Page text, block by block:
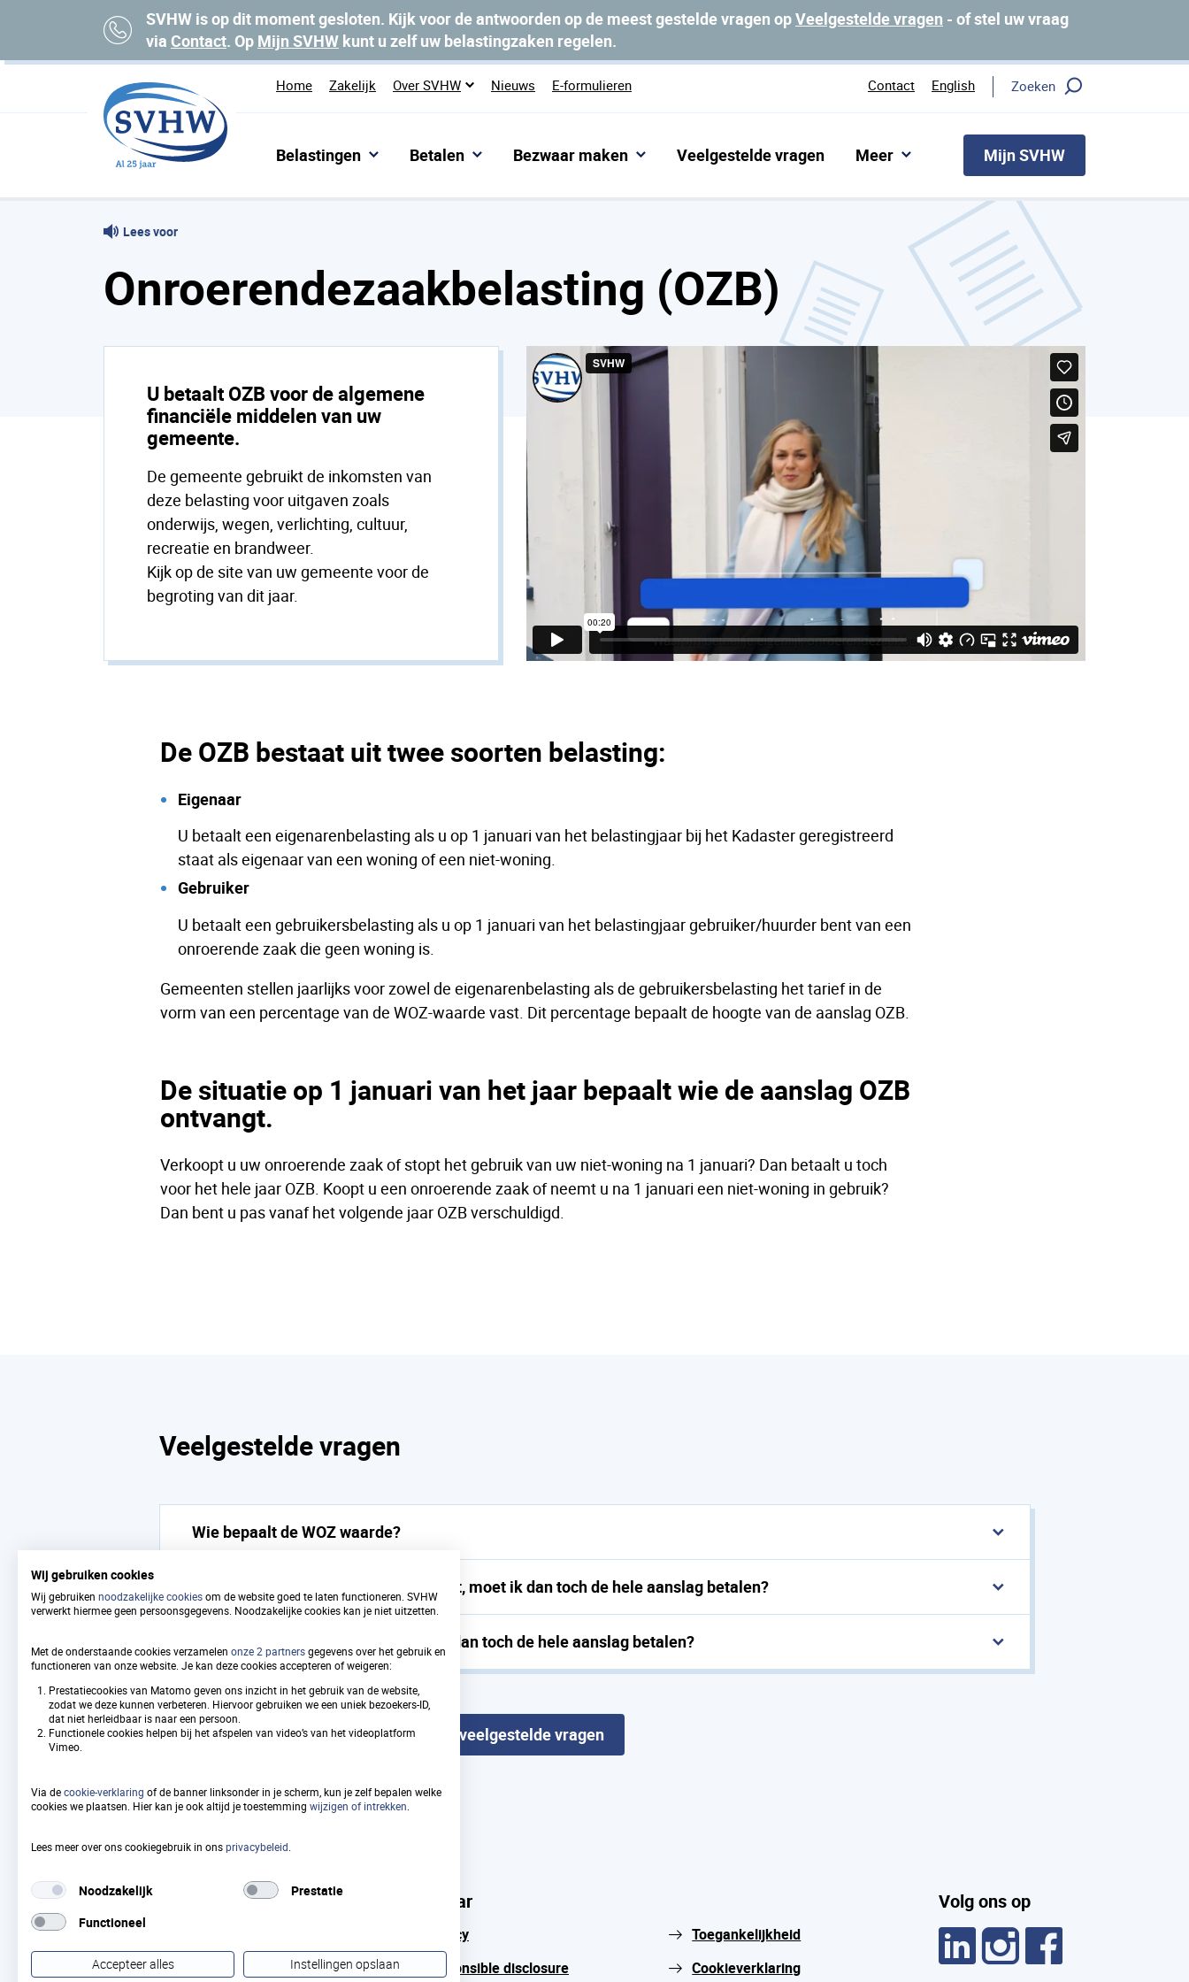
SVHW is op dit moment gesloten. Kijk voor de antwoorden op de meest gestelde vragen opVeelgestelde vragen - of stel uw vraag
via Contact. Op Mijn SVHW kunt u zelf uw belastingzaken regelen.
Home Zakelijk Over SVHW Nieuws E-formulieren Contact English Zoeken
Belastingen Betalen Bezwaar maken Veelgestelde vragen Meer Mijn SVHW
Home
Lees voor
Onroerendezaakbelasting (OZB)
U betaalt OZB voor de algemene
financiële middelen van uw
gemeente.
De gemeente gebruikt de inkomsten van
deze belasting voor uitgaven zoals
onderwijs, wegen, verlichting, cultuur,
recreatie en brandweer.
Kijk op de site van uw gemeente voor de
begroting van dit jaar.
De OZB bestaat uit twee soorten belasting:
Eigenaar
U betaalt een eigenarenbelasting als u op 1 januari van het belastingjaar bij het Kadaster geregistreerd
staat als eigenaar van een woning of een niet-woning.
Gebruiker
U betaalt een gebruikersbelasting als u op 1 januari van het belastingjaar gebruiker/huurder bent van een
onroerende zaak die geen woning is.
Gemeenten stellen jaarlijks voor zowel de eigenarenbelasting als de gebruikersbelasting het tarief in de
vorm van een percentage van de WOZ-waarde vast. Dit percentage bepaalt de hoogte van de aanslag OZB.
De situatie op 1 januari van het jaar bepaalt wie de aanslag OZB
ontvangt.
Verkoopt u uw onroerende zaak of stopt het gebruik van uw niet-woning na 1 januari? Dan betaalt u toch
voor het hele jaar OZB. Koopt u een onroerende zaak of neemt u na 1 januari een niet-woning in gebruik?
Dan bent u pas vanaf het volgende jaar OZB verschuldigd.
Veelgestelde vragen
Wie bepaalt de WOZ waarde?
Ik heb mijn onroerende zaak verkocht, moet ik dan toch de hele aanslag betalen?
Ik ben geen gebruiker meer, moet ik dan toch de hele aanslag betalen?
Staat uw vraag hier niet tussen? Alle veelgestelde vragen
Samenwerkingsverband
Vastgoedinformatie Heffing
en Waardebepaling (SVHW)
Snel naar
Privacy
Toegankelijkheid
Responsible disclosure
Cookieverklaring
Volg ons op
Wij gebruiken cookies
Wij gebruiken noodzakelijke cookiesom de website goed te laten functioneren. SVHW
verwerkt hiermee geen persoonsgegevens. Noodzakelijke cookies kan je niet uitzetten.
Met de onderstaande cookies verzamelen onze 2 partnersgegevens over het gebruik en
functioneren van onze website. Je kan deze cookies accepteren of weigeren:
Prestatiecookies van Matomo geven ons inzicht in het gebruik van de website,
zodat we deze kunnen verbeteren. Hiervoor gebruiken we een uniek bezoekers-ID,
dat niet herleidbaar is naar een persoon.
Functionele cookies helpen bij het afspelen van video’s van het videoplatform
Vimeo.
Via decookie-verklaring of de banner linksonder in je scherm, kun je zelf bepalen welke
cookies we plaatsen. Hier kan je ook altijd je toestemming wijzigen of intrekken
Lees meer over ons cookiegebruik in onsprivacybeleid
Noodzakelijk
Prestatie
Functioneel
Accepteer alles Instellingen opslaan